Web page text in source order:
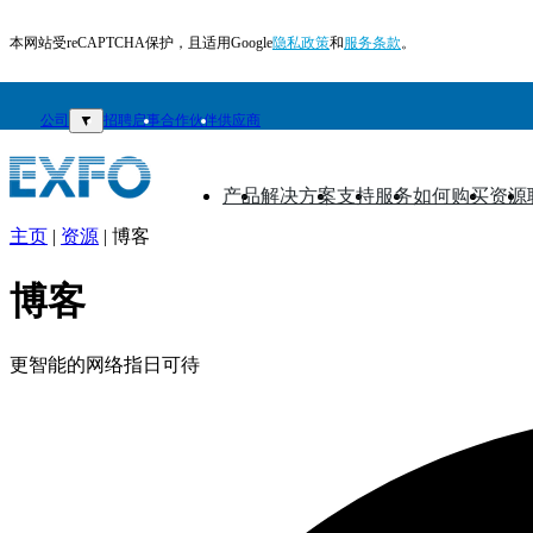
本网站受reCAPTCHA保护，且适用Google隐私政策和服务条款。
公司 ▼ 招聘启事合作伙伴供应商
产品
▼ 解决方案
▼ 支持
▼ 服务
▼ 如何购买
▼ 资源
▼
产
解
主页 | 资源 | 博客
博客
更智能的网络指日可待